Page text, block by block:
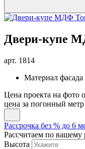
Двери-купе
арт. 1814
Материал фасада
Цена проекта на фото
цена за погонный
Рассрочка без % до 6
Рассчитаем по вашему
Высота